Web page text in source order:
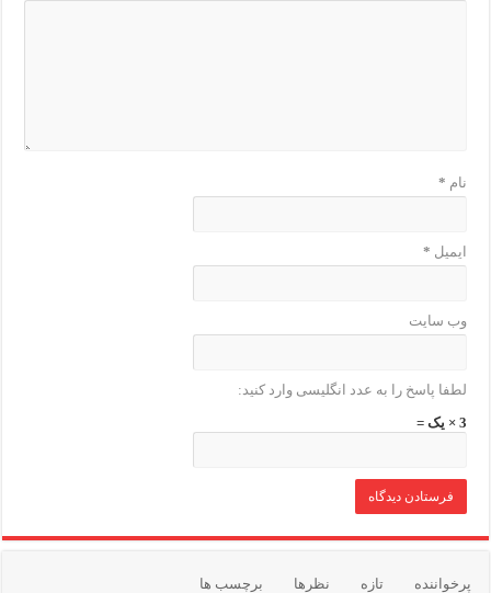
نام *
ایمیل *
وب‌ سایت
لطفا پاسخ را به عدد انگلیسی وارد کنید:
3 × یک =
پرخواننده تازه نظرها برچسب ها